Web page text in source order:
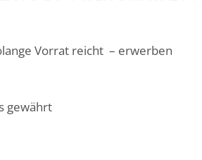
Vorrat reicht – erwerben
gewährt